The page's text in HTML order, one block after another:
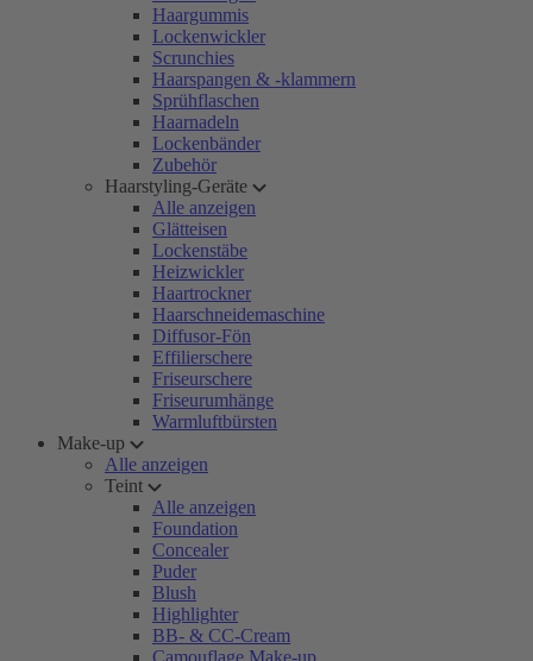
Haargummis
Lockenwickler
Scrunchies
Haarspangen & -klammern
Sprühflaschen
Haarnadeln
Lockenbänder
Zubehör
Haarstyling-Geräte
Alle anzeigen
Glätteisen
Lockenstäbe
Heizwickler
Haartrockner
Haarschneidemaschine
Diffusor-Fön
Effilierschere
Friseurschere
Friseurumhänge
Warmluftbürsten
Make-up
Alle anzeigen
Teint
Alle anzeigen
Foundation
Concealer
Puder
Blush
Highlighter
BB- & CC-Cream
Camouflage Make-up